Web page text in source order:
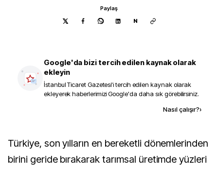
Paylaş
N
Google'da bizi tercih edilen kaynak olarak
ekleyin
İstanbul Ticaret Gazetesi'i tercih edilen kaynak olarak
ekleyerek haberlerimizi Google'da daha sık görebilirsiniz.
Nasıl çalışır?›
Türkiye, son yılların en bereketli dönemlerinden
birini geride bırakarak tarımsal üretimde yüzleri